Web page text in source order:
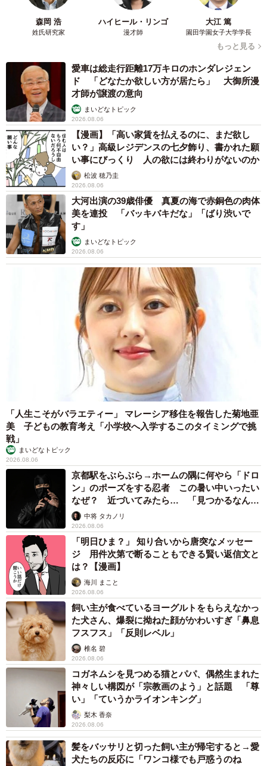
せんが…変温動物ですからその日は寒かったのでそのまま
の状態だったら死んでいたことでしょう」
「トカゲの状態が悪くなり飼えなくなって送り付けたの
か…生き物を飼ったら終生飼育が基本。万が一飼えないよ
うな状況になったら、爬虫類や両生類であれば事前にうち
のようなところに相談すべきですし、手続きを踏んで譲り
渡してほしいです」
「iZoo（イズー）」には350種類以上の爬虫類や両生類など
がいるとのこと。事情で飼えなくなった場合、遺棄をした
り無断で送り付けたりすることはせず事前に同園へ相談
を。
公式HP「iZoo（イズー）」
白輪剛史園長のXアカウント（@shirawatsuyoshi）
コレは本当にやめてください。
本日、片目の悪いリッジテールオオトカゲが、何の断りも
なく突然、本社に送り付けられました。
スタッフから私に確認がありましたが、私も含めて全く心
当たりがありません。
事前にご相談がなく無断送りつけなので警察に通報して対
応しています。 pic.twitter.com/6aG5Xzt69k
— 白輪剛史 (@shirawatsuyoshi) November 13, 2023
森岡 浩
姓氏研究家
ハイヒール・リンゴ
漫才師
大江 篤
園田学園女子大学学長
もっと見る
愛車は総走行距離17万キロのホンダレジェン
ド 「どなたか欲しい方が居たら」 大御所漫
才師が譲渡の意向
まいどなトピック
2026.08.06
【漫画】「高い家賃を払えるのに、まだ欲し
い？」高級レジデンスの七夕飾り、書かれた願
い事にびっくり 人の欲には終わりがないのか
松波 穂乃圭
2026.08.06
大河出演の39歳俳優 真夏の海で赤銅色の肉体
美を連投 「バッキバキだな」「ばり渋いで
す」
まいどなトピック
2026.08.06
「人生こそがバラエティー」 マレーシア移住を報告した菊地亜
美 子どもの教育考え「小学校へ入学するこのタイミングで挑
戦」
まいどなトピック
2026.08.06
京都駅をぶらぶら→ホームの隅に何やら「ドロ
ン」のポーズをする忍者 この暑い中いったい
なぜ？ 近づいてみたら… 「見つかるなんて
未熟」中将 タカノリ
2026.08.06
「明日ひま？」 知り合いから唐突なメッセー
ジ 用件次第で断ることもできる賢い返信文と
は？【漫画】
海川 まこと
2026.08.06
飼い主が食べているヨーグルトをもらえなかっ
た犬さん、爆裂に拗ねた顔がかわいすぎ「鼻息
フスフス」「反則レベル」
椎名 碧
2026.08.06
コガネムシを見つめる猫とパパ、偶然生まれた
神々しい構図が「宗教画のよう」と話題 「尊
い」「ていうかライオンキング」
梨木 香奈
2026.08.06
髪をバッサリと切った飼い主が帰宅すると→愛
犬たちの反応に「ワンコ様でも戸惑うのね